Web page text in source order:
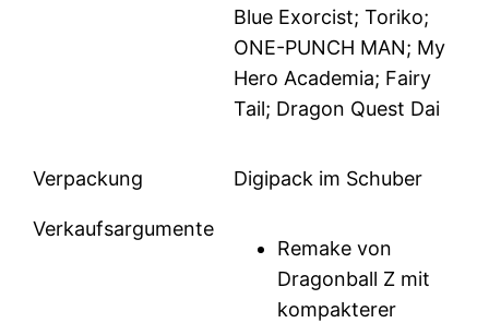
Blue Exorcist; Toriko;
ONE-PUNCH MAN; My
Hero Academia; Fairy
Tail; Dragon Quest Dai
Verpackung Digipack im Schuber
Verkaufsargumente
Remake von
Dragonball Z mit
kompakterer